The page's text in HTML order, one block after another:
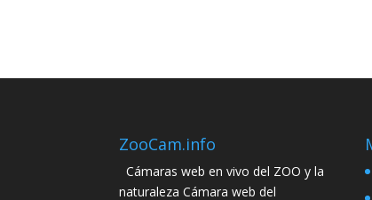
ZooCam.info
Cámaras web en vivo del ZOO y la
naturaleza Cámara web del